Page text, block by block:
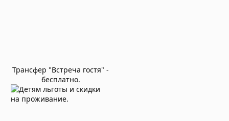
Трансфер "Встреча гостя" -
бесплатно.